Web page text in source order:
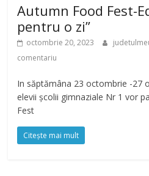
Autumn Food Fest-
pentru o zi”
octombrie 20, 2023
comentariu
In săptămâna 23 octombrie -27
elevii școlii gimnaziale Nr 1 vor
Fest
Citește mai mult